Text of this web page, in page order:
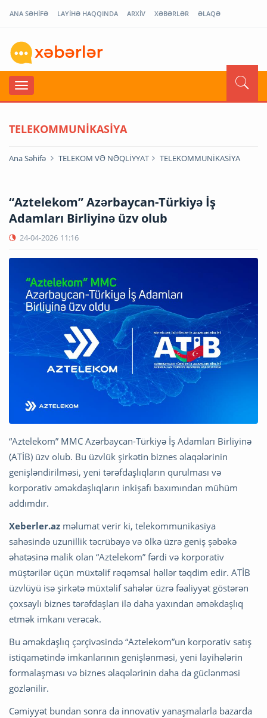
ANA SƏHİFƏ LAYİHƏ HAQQINDA ARXİV XƏBƏRLƏR ƏLAQƏ
TELEKOMMUNİKASİYA
Ana Səhifə TELEKOM VƏ NƏQLİYYAT TELEKOMMUNİKASİYA
“Aztelekom” Azərbaycan-Türkiyə İş
Adamları Birliyinə üzv olub
24-04-2026 11:16
“Aztelekom” MMC Azərbaycan-Türkiyə İş Adamları Birliyinə
(ATİB) üzv olub. Bu üzvlük şirkətin biznes əlaqələrinin
genişləndirilməsi, yeni tərəfdaşlıqların qurulması və
korporativ əməkdaşlıqların inkişafı baxımından mühüm
addımdır.
Xeberler.az məlumat verir ki, telekommunikasiya
sahəsində uzunillik təcrübəyə və ölkə üzrə geniş şəbəkə
əhatəsinə malik olan “Aztelekom” fərdi və korporativ
müştərilər üçün müxtəlif rəqəmsal həllər təqdim edir. ATİB
üzvlüyü isə şirkətə müxtəlif sahələr üzrə fəaliyyət göstərən
çoxsaylı biznes tərəfdaşları ilə daha yaxından əməkdaşlıq
etmək imkanı verəcək.
Bu əməkdaşlıq çərçivəsində “Aztelekom”un korporativ satış
istiqamətində imkanlarının genişlənməsi, yeni layihələrin
formalaşması və biznes əlaqələrinin daha da güclənməsi
gözlənilir.
Cəmiyyət bundan sonra da innovativ yanaşmalarla bazarda